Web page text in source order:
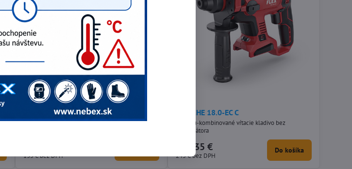
Flex FHE 2-22 SDS-plus
2,3kg vŕtacie kladivo SDS-Plus
135 €bez DPH
Flex CHE 18.0-EC C
18V aku-kombinované vŕtacie kladivo bez
akumulátora
301,35 €
245 €bez DPH
Do košíka